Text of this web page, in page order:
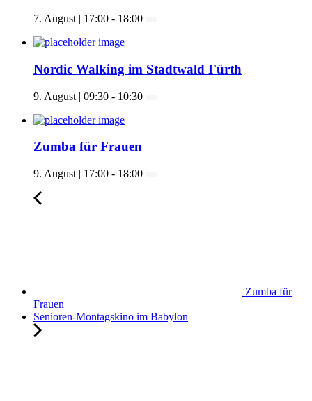
7. August | 17:00 - 18:00
Nordic Walking im Stadtwald Fürth
9. August | 09:30 - 10:30
Zumba für Frauen
9. August | 17:00 - 18:00
Zumba für
Frauen
Senioren-Montagskino im Babylon